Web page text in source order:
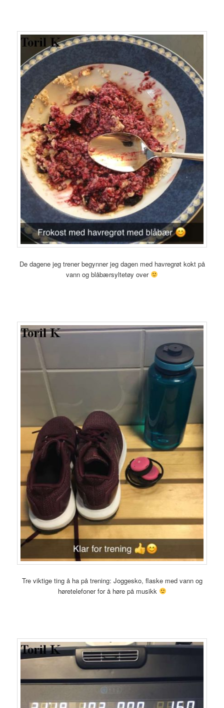
De dagene jeg trener begynner jeg dagen med havregrøt kokt på
vann og blåbærsyltetøy over
Tre viktige ting å ha på trening: Joggesko, flaske med vann og
høretelefoner for å høre på musikk